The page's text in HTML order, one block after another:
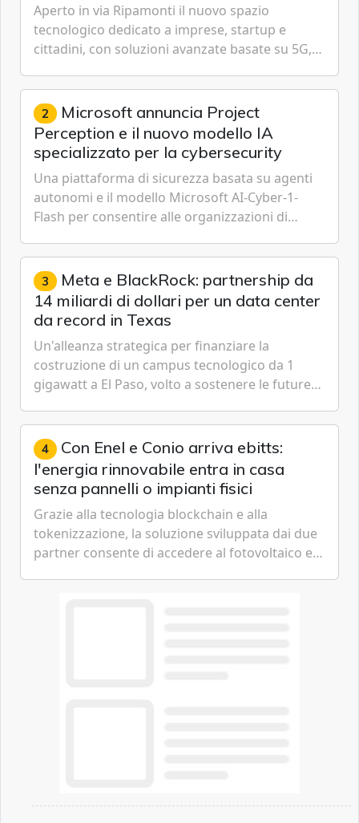
Aperto in via Ripamonti il nuovo spazio
tecnologico dedicato a imprese, startup e
cittadini, con soluzioni avanzate basate su 5G,
Cybersecurity.
2 Microsoft annuncia Project
Perception e il nuovo modello IA
specializzato per la cybersecurity
Una piattaforma di sicurezza basata su agenti
autonomi e il modello Microsoft AI-Cyber-1-
Flash per consentire alle organizzazioni di
gestione continua del rischio.
3 Meta e BlackRock: partnership da
14 miliardi di dollari per un data center
da record in Texas
Un'alleanza strategica per finanziare la
costruzione di un campus tecnologico da 1
gigawatt a El Paso, volto a sostenere le future
artificiale dell'azienda di Mark Zuckerberg.
4 Con Enel e Conio arriva ebitts:
l'energia rinnovabile entra in casa
senza pannelli o impianti fisici
Grazie alla tecnologia blockchain e alla
tokenizzazione, la soluzione sviluppata dai due
partner consente di accedere al fotovoltaico e